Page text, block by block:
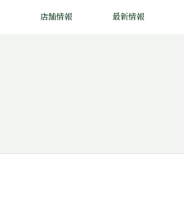
店舗情報 最新情報